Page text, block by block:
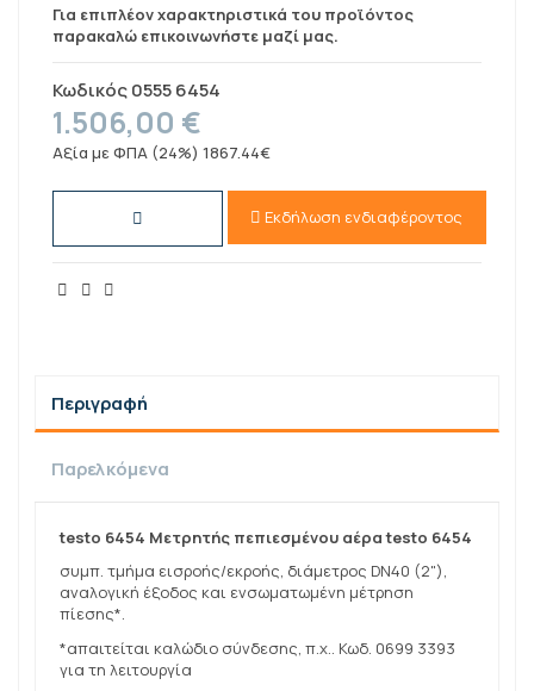
Για επιπλέον χαρακτηριστικά του προϊόντος
παρακαλώ επικοινωνήστε μαζί μας.
Κωδικός 0555 6454
1.506,00 €
Αξία με ΦΠΑ (24%) 1867.44€
Εκδήλωση ενδιαφέροντος
Περιγραφή
Παρελκόμενα
testo 6454 Μετρητής πεπιεσμένου αέρα testo 6454
συμπ. τμήμα εισροής/εκροής, διάμετρος DN40 (2"),
αναλογική έξοδος και ενσωματωμένη μέτρηση
πίεσης*.
*απαιτείται καλώδιο σύνδεσης, π.χ.. Κωδ. 0699 3393
για τη λειτουργία